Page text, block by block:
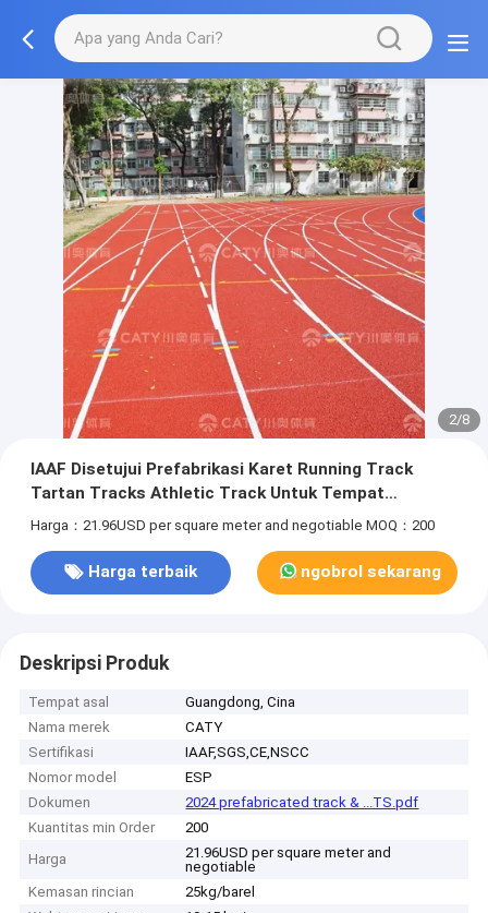
2/8
IAAF Disetujui Prefabrikasi Karet Running Track
Tartan Tracks Athletic Track Untuk Tempat
Olahraga Profesional
Harga：21.96USD per square meter and negotiable MOQ：200
Harga terbaik ngobrol sekarang
Deskripsi Produk
Tempat asal
Guangdong, Cina
Nama merek
CATY
Sertifikasi
IAAF,SGS,CE,NSCC
Nomor model
ESP
Dokumen
2024 prefabricated track & ...TS.pdf
Kuantitas min Order
200
Harga
21.96USD per square meter and
negotiable
Kemasan rincian
25kg/barel